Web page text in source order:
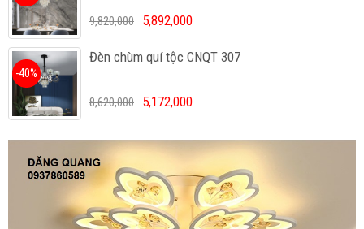
9,820,000 5,892,000
Đèn chùm quí tộc CNQT 307
-40%
8,620,000 5,172,000